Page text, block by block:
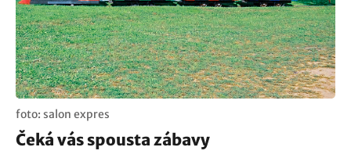
foto: salon expres
Čeká vás spousta zábavy